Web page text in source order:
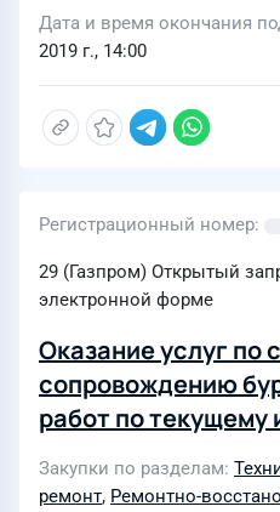
Дата и время окончания
2019 г., 14:00
Регистрационный номер
29 (Газпром) Открытый
электронной форме
Оказание услуг по
сопровождению
работ по текущему
ремонту скважин
"Томскгазпром
Закупки по разделам
ремонт, Ремонтно-